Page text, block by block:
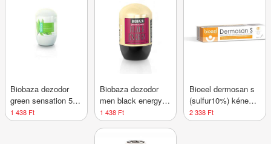
Biobaza dezodor
green sensation 50
ml
1 438 Ft
Biobaza dezodor
men black energy
50 ml
1 438 Ft
Bioeel dermosan s
(sulfur10%) kénes
kenőcs 70 g
2 338 Ft